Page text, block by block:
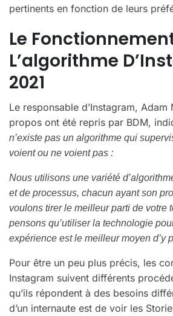
pertinents en fonction de leurs
Le
L’algorithme
2021
Le responsable d’Instagram,
propos ont été repris par BDM,
n’existe pas un algorithme qui
voient ou ne voient pas :
Nous utilisons une variété
et de processus, chacun ayant son
voulons tirer le meilleur parti de votre
pensons qu’utiliser la technologie
expérience est le meilleur moyen d’y
Pour être un peu plus précis, les
Instagram suivent différents
qu’ils répondent à des besoins
d’un internaute est de voir les